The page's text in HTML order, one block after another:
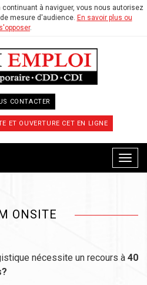
à naviguer, vous nous autorisez
mesure d'audience. En savoir plus ou
s'opposer.
CONTACTER
ET OUVERTURE CET EN LIGNE
Menu
ONSITE
nécessite un recours à 40